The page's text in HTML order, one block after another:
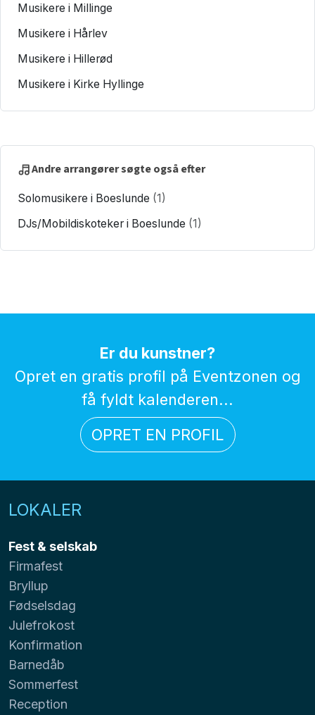
Musikere i Millinge
Musikere i Hårlev
Musikere i Hillerød
Musikere i Kirke Hyllinge
Andre arrangører søgte også efter
Solomusikere i Boeslunde (1)
DJs/Mobildiskoteker i Boeslunde (1)
Er du kunstner?
Opret en gratis profil på Eventzonen og
få fyldt kalenderen...
OPRET EN PROFIL
LOKALER
Fest & selskab
Firmafest
Bryllup
Fødselsdag
Julefrokost
Konfirmation
Barnedåb
Sommerfest
Reception